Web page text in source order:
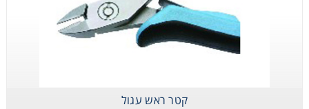
קטר ראש עגול